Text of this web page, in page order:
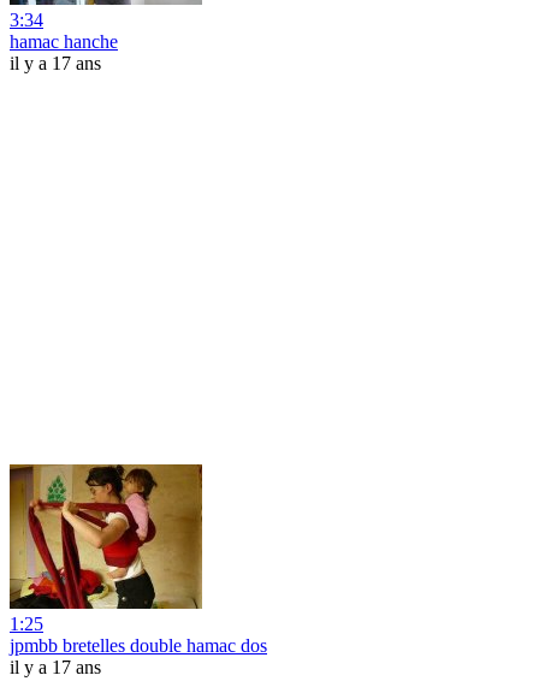
3:34
hamac hanche
il y a 17 ans
1:25
jpmbb bretelles double hamac dos
il y a 17 ans